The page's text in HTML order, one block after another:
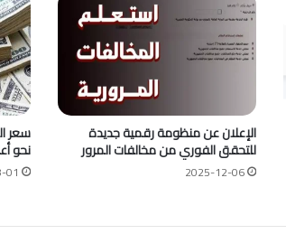
الإعلان عن منظومة رقمية جديدة
للتحقق الفوري من مخالفات المرور
2025-12-06
سعر
نحو
01